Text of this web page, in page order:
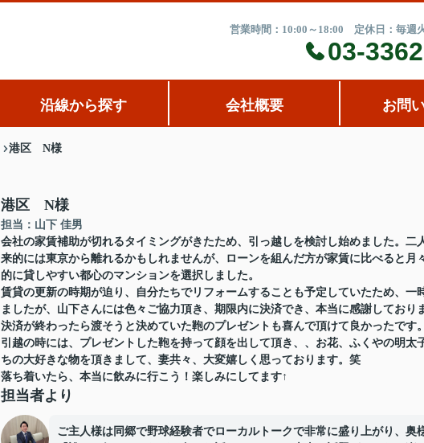
営業時間：10:00～18:00 定休日：毎週
03-
沿線から探す 会社概要 お問
港区 N様
港区 N様
担当：山下 佳男
会社の家賃補助が切れるタイミングがきたため、引っ越しを検討し始めました。二
来的には東京から離れるかもしれませんが、ローンを組んだ方が家賃に比べると月
的に貸しやすい都心のマンションを選択しました。
賃貸の更新の時期が迫り、自分たちでリフォームすることも予定していたため、一
ましたが、山下さんには色々ご協力頂き、期限内に決済でき、本当に感謝しており
決済が終わったら渡そうと決めていた鞄のプレゼントも喜んで頂けて良かったです。
引越の時には、プレゼントした鞄を持って顔を出して頂き、、お花、ふくやの明太
ちの大好きな物を頂きまして、妻共々、大変嬉しく思っております。笑
落ち着いたら、本当に飲みに行こう！楽しみにしてます↑
担当者より
ご主人様は同郷で野球経験者でローカルトークで非常に盛り上がり、奥